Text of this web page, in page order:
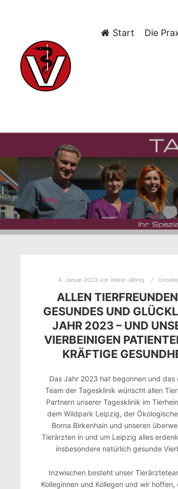
Start Die
4. Januar 2023 vonVolker Jähnig
ALLEN
GESUNDES UND
JAHR 2023 – UND
VIERBEINIGEN
KRÄFTIGE
Das Jahr 2023 hat begonnen und das
Team der Tagesklinik wünscht allen
Partnern unserer Tagesklinik im
dem Wildpark Leipzig, der
Borna Birkenhain und unseren
Tierärzten in und um Leipzig alles
insbesondere natürlich gesunde
Inzwischen besteht unser
Kolleginnen und Kollegen und wir hoffen,